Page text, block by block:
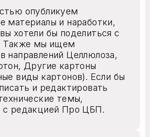
опубликуем
материалы и наработки,
хотели бы поделиться с
Также мы ищем
направлений Целлюлоза,
Другие картоны
виды картонов). Если бы
и редактировать
темы,
с редакцией Про ЦБП.